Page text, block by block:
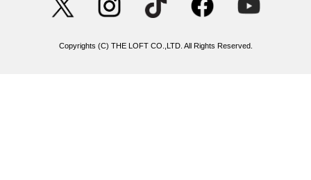
Copyrights (C) THE LOFT CO.,LTD. All Rights Reserved.